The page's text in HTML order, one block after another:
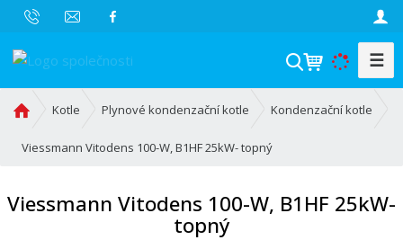
V
h
a
t
☰
o
í
Kotle Plynové kondenzační kotle Kondenzační kotle
Viessmann Vitodens 100-W, B1HF 25kW- topný
Viessmann Vitodens 100-W, B1HF 25kW-
topný